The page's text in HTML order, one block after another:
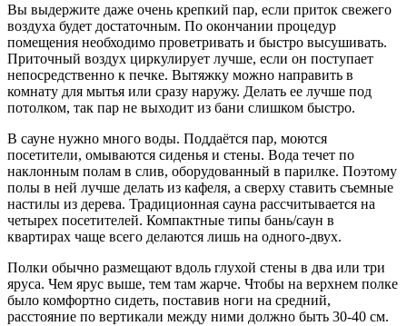
Вы выдержите даже очень крепкий пар, если приток свежего
воздуха будет достаточным. По окончании процедур
помещения необходимо проветривать и быстро высушивать.
Приточный воздух циркулирует лучше, если он поступает
непосредственно к печке. Вытяжку можно направить в
комнату для мытья или сразу наружу. Делать ее лучше под
потолком, так пар не выходит из бани слишком быстро.
В сауне нужно много воды. Поддаётся пар, моются
посетители, омываются сиденья и стены. Вода течет по
наклонным полам в слив, оборудованный в парилке. Поэтому
полы в ней лучше делать из кафеля, а сверху ставить съемные
настилы из дерева. Традиционная сауна рассчитывается на
четырех посетителей. Компактные типы бань/саун в
квартирах чаще всего делаются лишь на одного-двух.
Полки обычно размещают вдоль глухой стены в два или три
яруса. Чем ярус выше, тем там жарче. Чтобы на верхнем полке
было комфортно сидеть, поставив ноги на средний,
расстояние по вертикали между ними должно быть 30-40 см.